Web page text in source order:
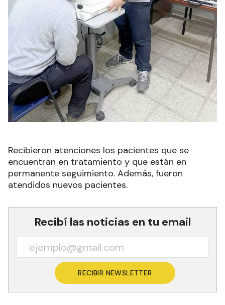
Recibieron atenciones los pacientes que se
encuentran en tratamiento y que están en
permanente seguimiento. Además, fueron
atendidos nuevos pacientes.
Recibí las noticias en tu email
RECIBIR NEWSLETTER